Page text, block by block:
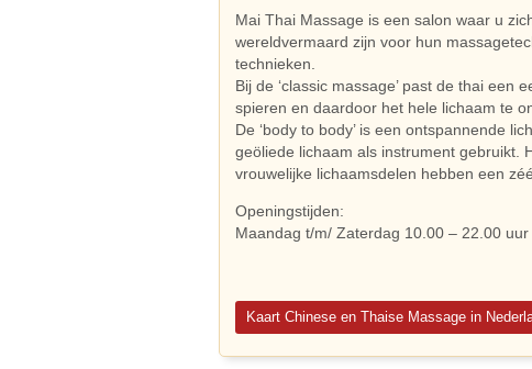
Mai Thai Massage is een salon waar u
wereldvermaard zijn voor hun
technieken.
Bij de ‘classic massage’ past de thai een
spieren en daardoor het hele lichaam te
De ‘body to body’ is een ontspannende
geöliede lichaam als instrument gebruikt.
vrouwelijke lichaamsdelen hebben een
Openingstijden:
Maandag t/m/ Zaterdag 10.00 – 22.00 uur
Kaart Chinese en Thaise Massage in